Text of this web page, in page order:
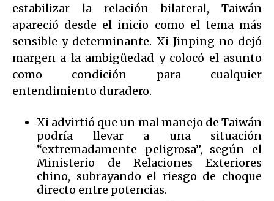
estabilizar la relación bilateral, Taiwán
apareció desde el inicio como el tema más
sensible y determinante. Xi Jinping no dejó
margen a la ambigüedad y colocó el asunto
como condición para cualquier
entendimiento duradero.
Xi advirtió que un mal manejo de Taiwán
podría llevar a una situación
“extremadamente peligrosa”, según el
Ministerio de Relaciones Exteriores
chino, subrayando el riesgo de choque
directo entre potencias.